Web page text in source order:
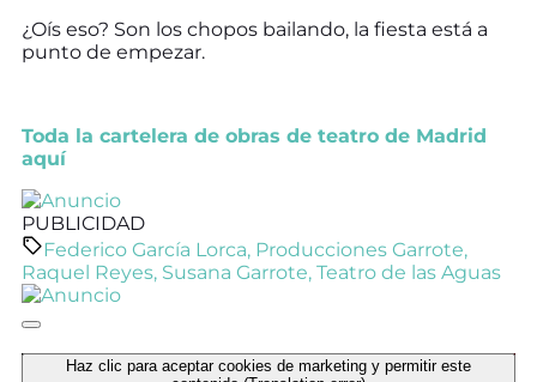
¿Oís eso? Son los chopos bailando, la fiesta está a
punto de empezar.
Toda la cartelera de obras de teatro de Madrid
aquí
PUBLICIDAD
Federico García Lorca, Producciones Garrote,
Raquel Reyes, Susana Garrote, Teatro de las Aguas
Haz clic para aceptar cookies de marketing y permitir este